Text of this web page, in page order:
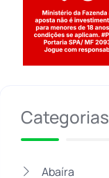
Categorias
Abaíra